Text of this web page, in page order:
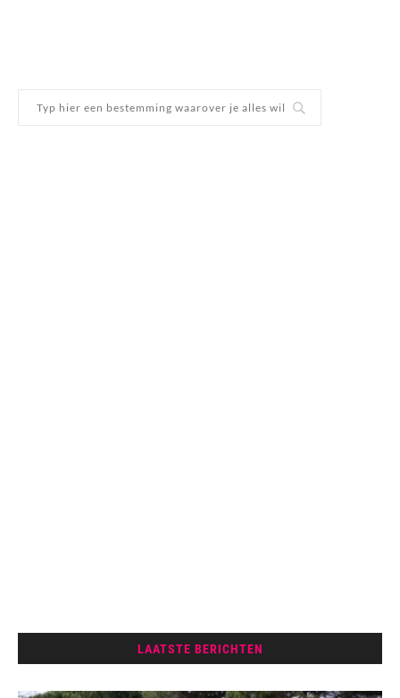
LAATSTE BERICHTEN